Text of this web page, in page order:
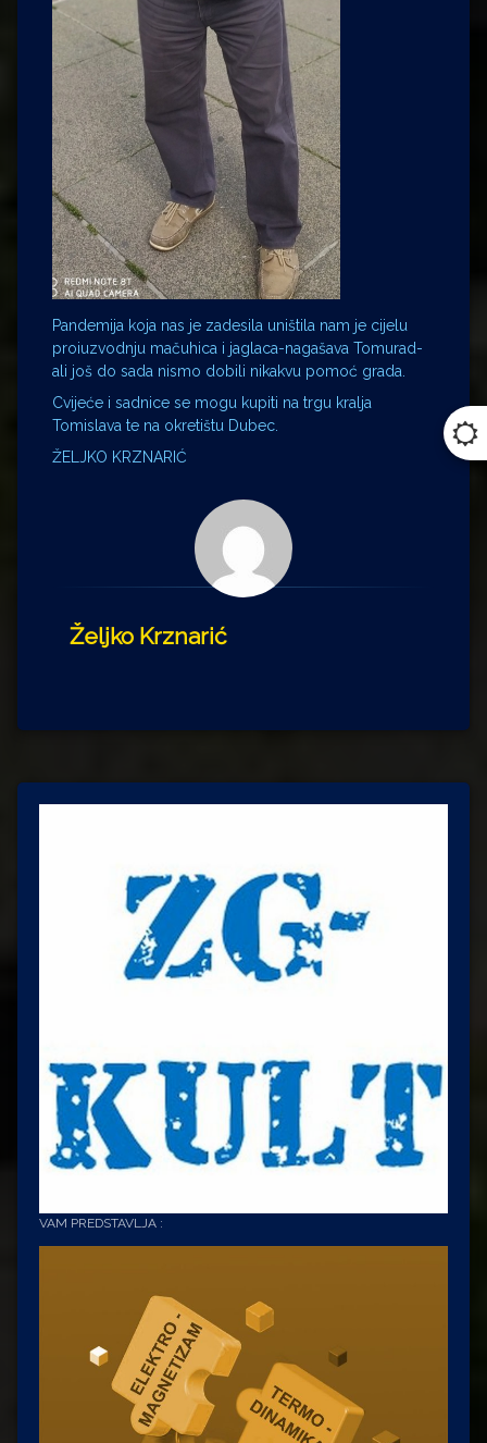
Pandemija koja nas je zadesila uništila nam je cijelu
proiuzvodnju mačuhica i jaglaca-nagašava Tomurad-
ali još do sada nismo dobili nikakvu pomoć grada.
Cvijeće i sadnice se mogu kupiti na trgu kralja
Tomislava te na okretištu Dubec.
ŽELJKO KRZNARIĆ
Željko Krznarić
VAM PREDSTAVLJA :